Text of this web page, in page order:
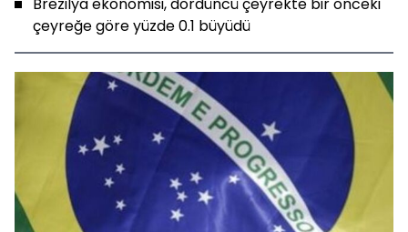
çeyreğe göre yüzde 0.1 büyüdü